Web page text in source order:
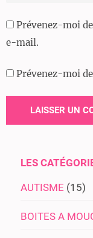
Prévenez-moi
e-mail.
Prévenez-moi
LES
AUTISME (15)
BOITES A